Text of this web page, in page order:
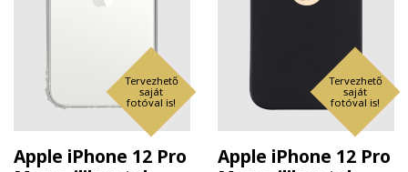
Tervezhető
saját
fotóval is!
Apple iPhone 12 Pro
Tervezhető
saját
fotóval is!
Apple iPhone 12 Pro